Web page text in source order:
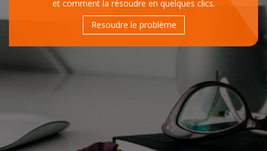
et comment la résoudre en quelques clics.
Resoudre le problème